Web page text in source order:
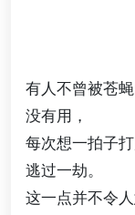
有人不曾被苍
没有用，
每次想一拍子
逃过一劫。
这一点并不令